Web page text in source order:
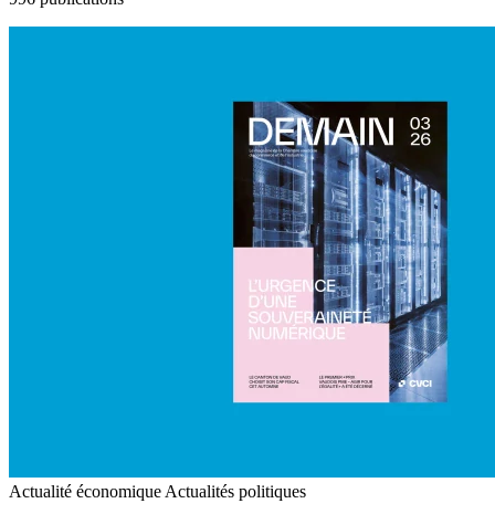
Actualité économique Actualités politiques